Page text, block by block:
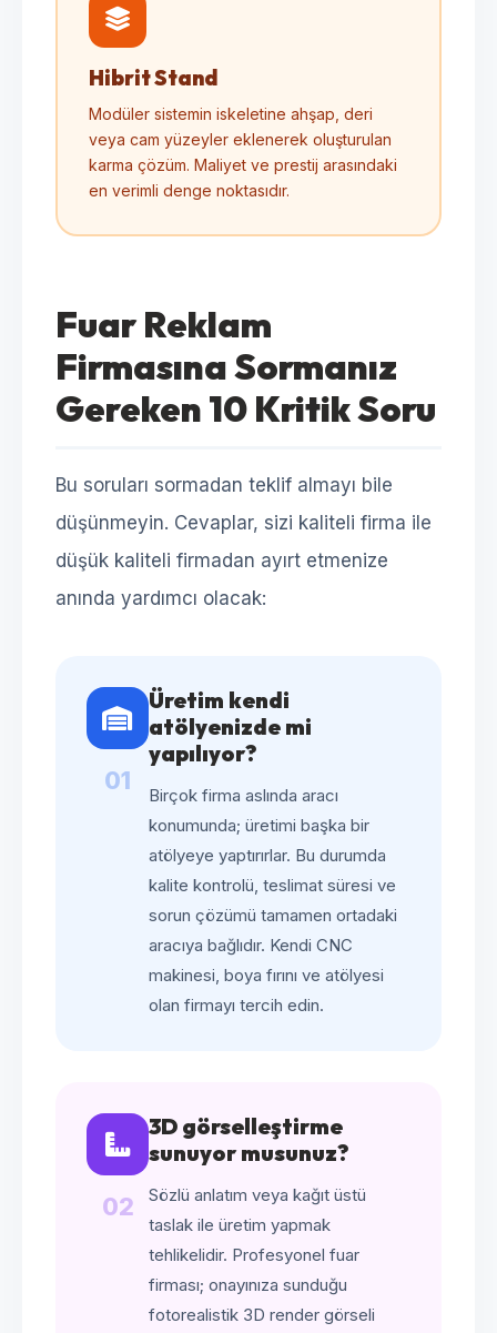
Hibrit Stand
Modüler sistemin iskeletine ahşap, deri
veya cam yüzeyler eklenerek oluşturulan
karma çözüm. Maliyet ve prestij arasındaki
en verimli denge noktasıdır.
Fuar Reklam
Firmasına Sormanız
Gereken 10 Kritik Soru
Bu soruları sormadan teklif almayı bile
düşünmeyin. Cevaplar, sizi kaliteli firma ile
düşük kaliteli firmadan ayırt etmenize
anında yardımcı olacak:
01
Üretim kendi
atölyenizde mi
yapılıyor?
Birçok firma aslında aracı
konumunda; üretimi başka bir
atölyeye yaptırırlar. Bu durumda
kalite kontrolü, teslimat süresi ve
sorun çözümü tamamen ortadaki
aracıya bağlıdır. Kendi CNC
makinesi, boya fırını ve atölyesi
olan firmayı tercih edin.
02
3D görselleştirme
sunuyor musunuz?
Sözlü anlatım veya kağıt üstü
taslak ile üretim yapmak
tehlikelidir. Profesyonel fuar
firması; onayınıza sunduğu
fotorealistik 3D render görseli